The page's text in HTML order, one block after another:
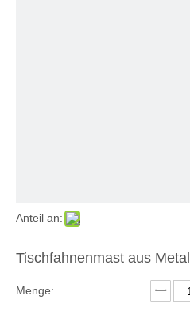
Anteil an:
Tischfahnenmast aus Metall
Menge: